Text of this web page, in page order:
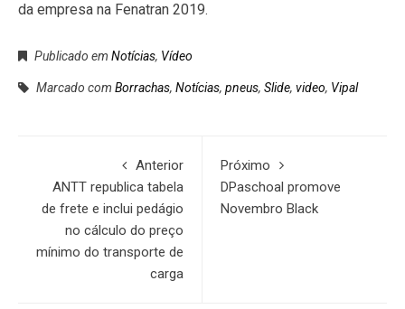
da empresa na Fenatran 2019.
Publicado em Notícias, Vídeo
Marcado com Borrachas, Notícias, pneus, Slide, video, Vipal
Anterior
ANTT republica tabela
de frete e inclui pedágio
no cálculo do preço
mínimo do transporte de
carga
Próximo
DPaschoal promove
Novembro Black